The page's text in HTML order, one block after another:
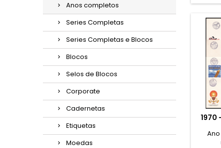
Anos completos
Series Completas
Series Completas e Blocos
Blocos
Selos de Blocos
Corporate
Cadernetas
Etiquetas
Moedas
1970